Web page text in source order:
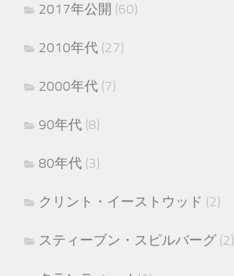
2017年公開 (60)
2010年代 (27)
2000年代 (7)
90年代 (8)
80年代 (3)
クリント・イーストウッド (2)
スティーブン・スピルバーグ (2)